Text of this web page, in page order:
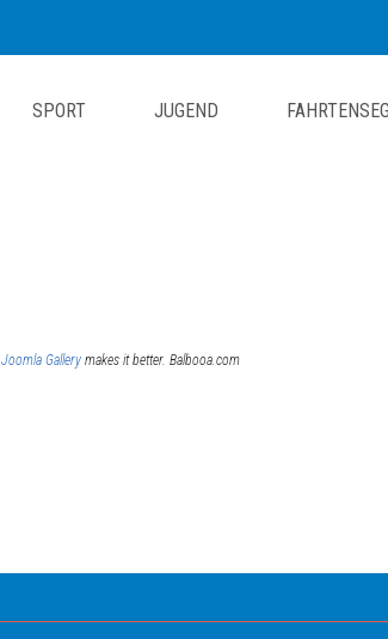
SPORT JUGEND
Joomla Gallery makes it better. Balbooa.com